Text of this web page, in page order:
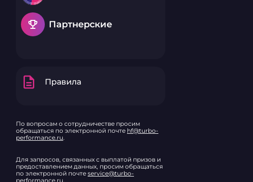
emoji_events Партнерские
description Правила
По вопросам о сотрудничестве просим
обращаться по электронной почте hf@turbo-
performance.ru.
Для запросов, связанных с выплатой призов и
предоставлением данных, просим обращаться
по электронной почте service@turbo-
performance.ru.